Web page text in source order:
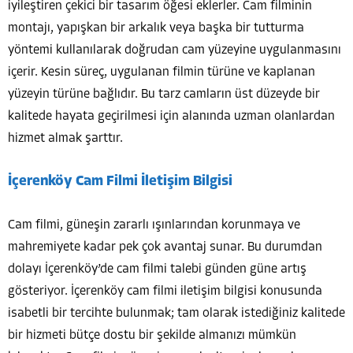
iyileştiren çekici bir tasarım öğesi eklerler. Cam filminin
montajı, yapışkan bir arkalık veya başka bir tutturma
yöntemi kullanılarak doğrudan cam yüzeyine uygulanmasını
içerir. Kesin süreç, uygulanan filmin türüne ve kaplanan
yüzeyin türüne bağlıdır. Bu tarz camların üst düzeyde bir
kalitede hayata geçirilmesi için alanında uzman olanlardan
hizmet almak şarttır.
İçerenköy Cam Filmi İletişim Bilgisi
Cam filmi, güneşin zararlı ışınlarından korunmaya ve
mahremiyete kadar pek çok avantaj sunar. Bu durumdan
dolayı İçerenköy’de cam filmi talebi günden güne artış
gösteriyor. İçerenköy cam filmi iletişim bilgisi konusunda
isabetli bir tercihte bulunmak; tam olarak istediğiniz kalitede
bir hizmeti bütçe dostu bir şekilde almanızı mümkün